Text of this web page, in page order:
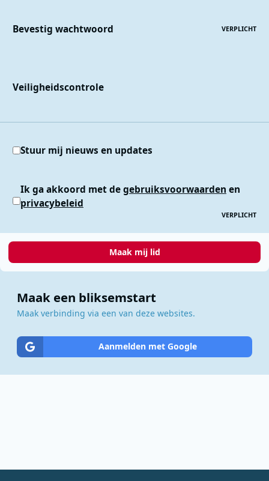
Bevestig wachtwoord VERPLICHT
Veiligheidscontrole
Stuur mij nieuws en updates
Ik ga akkoord met degebruiksvoorwaarden en
privacybeleid
VERPLICHT
Maak mij lid
Maak een bliksemstart
Maak verbinding via een van deze websites.
Aanmelden met Google